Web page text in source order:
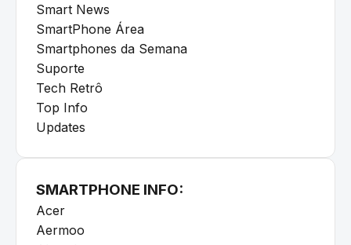
Smart News
SmartPhone Área
Smartphones da Semana
Suporte
Tech Retrô
Top Info
Updates
SMARTPHONE INFO:
Acer
Aermoo